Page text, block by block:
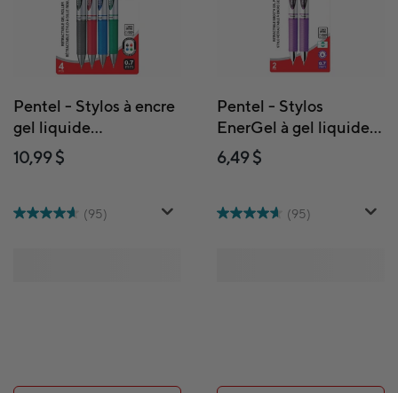
Pentel - Stylos à encre
gel liquide
EnerGelMC - pointe
rétractable - 0,7 mm -
10,99 $
(95)
Pentel - Stylos
EnerGel à gel liquide
rétractable - 0,7 mm -
paquet de 2
6,49 $
(95)